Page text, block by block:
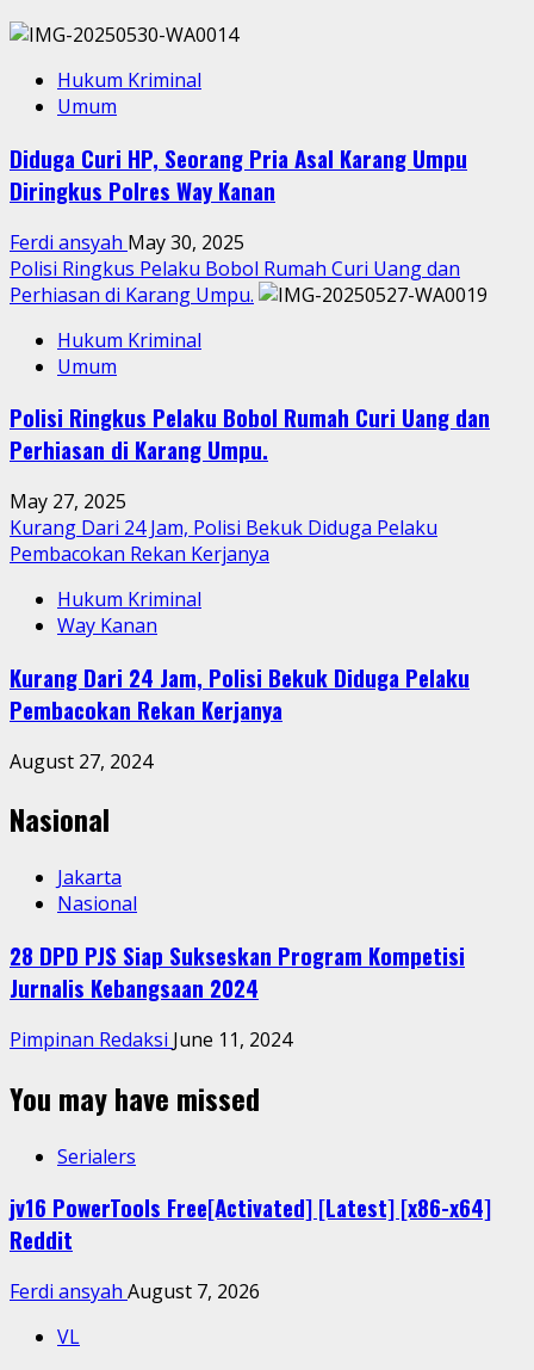
Hukum Kriminal
Umum
Diduga Curi HP, Seorang Pria Asal Karang Umpu
Diringkus Polres Way Kanan
Ferdi ansyah May 30, 2025
Polisi Ringkus Pelaku Bobol Rumah Curi Uang dan
Perhiasan di Karang Umpu.
Hukum Kriminal
Umum
Polisi Ringkus Pelaku Bobol Rumah Curi Uang dan
Perhiasan di Karang Umpu.
May 27, 2025
Kurang Dari 24 Jam, Polisi Bekuk Diduga Pelaku
Pembacokan Rekan Kerjanya
Hukum Kriminal
Way Kanan
Kurang Dari 24 Jam, Polisi Bekuk Diduga Pelaku
Pembacokan Rekan Kerjanya
August 27, 2024
Nasional
Jakarta
Nasional
28 DPD PJS Siap Sukseskan Program Kompetisi
Jurnalis Kebangsaan 2024
Pimpinan Redaksi June 11, 2024
You may have missed
Serialers
jv16 PowerTools Free[Activated] [Latest] [x86-x64]
Reddit
Ferdi ansyah August 7, 2026
VL